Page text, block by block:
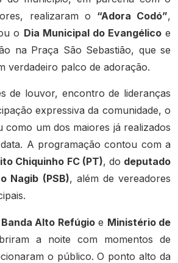
realizaram o “Adora Codó”,
o Dia Municipal do Evangélicoe
na Praça São Sebastião, que se
verdadeiro palco de adoração.
de louvor, encontro de lideranças
expressiva da comunidade, o
como um dos maiores já realizados
A programação contou com a
Chiquinho FC (PT), do deputado
Nagib (PSB), além de vereadores
Banda Alto Refúgioe Ministério de
a noite com momentos de
o público. O ponto alto da